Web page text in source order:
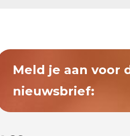
Meld je aan voor
nieuwsbrief: